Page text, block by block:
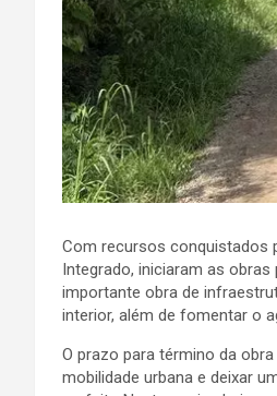
Com recursos conquistados
Integrado, iniciaram as
importante obra de
interior, além de fomentar o
O prazo para término da
mobilidade urbana e deixar